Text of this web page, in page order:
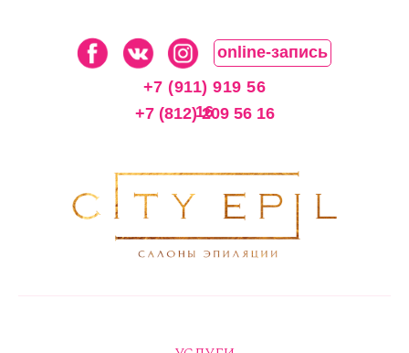
online-запись
+7 (911) 919 56
16
+7 (812) 209 56 16